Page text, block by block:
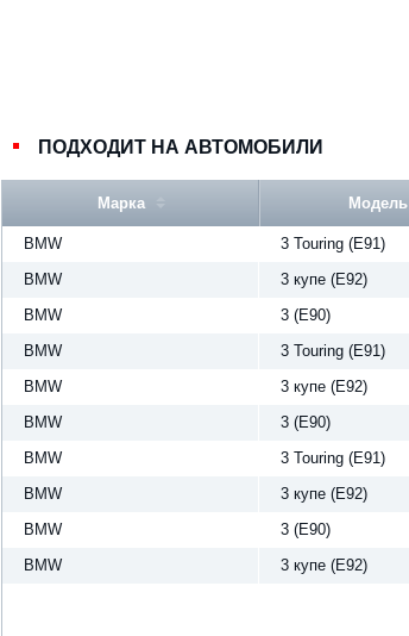
ПОДХОДИТ НА АВТОМОБИЛИ
Марка Модель
BMW 3 Touring (E91)
BMW
3 купе (E92)
BMW
3 (E90)
BMW
3 Touring (E91)
BMW
3 купе (E92)
BMW
3 (E90)
BMW
3 Touring (E91)
BMW
3 купе (E92)
BMW
3 (E90)
BMW
3 купе (E92)